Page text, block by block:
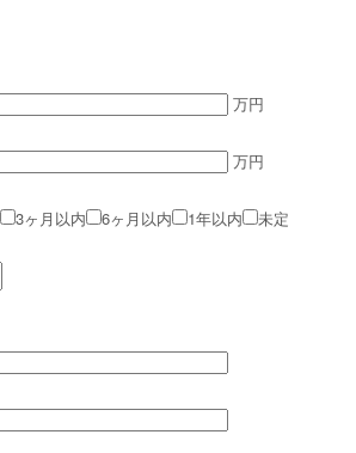
万円
万円
3ヶ月以内 6ヶ月以内 1年以内
未定